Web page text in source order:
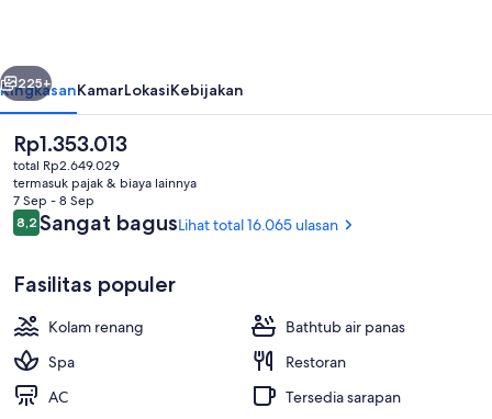
15 restoran; melayani makan siang
Berikutnya
225+
RingkasanKamarLokasiKebijakan
Harga
saat
ini
Rp1.353.013
Rp1.353.013
total Rp2.649.029
termasuk pajak & biaya lainnya
7 Sep - 8 Sep
Ulasan
8,28,2 dari 10
Sangat bagusLihat total 16.065 ulasan
Fasilitas populer
Kolam renang
Bathtub air panas
Spa
Restoran
AC
Tersedia sarapan